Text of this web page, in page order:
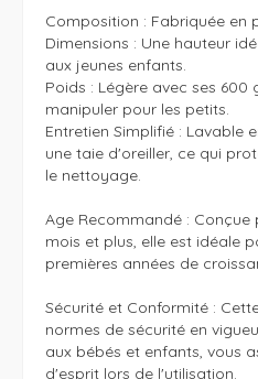
Composition : Fabriquée en
Dimensions : Une hauteur
aux jeunes enfants.
Poids : Légère avec ses 600
manipuler pour les petits.
Entretien Simplifié : Lavable
une taie d'oreiller, ce qui
le nettoyage.
Age Recommandé : Conçue
mois et plus, elle est idéale
premières années de
Sécurité et Conformité :
normes de sécurité en
aux bébés et enfants, vous
d'esprit lors de l'utilisation.